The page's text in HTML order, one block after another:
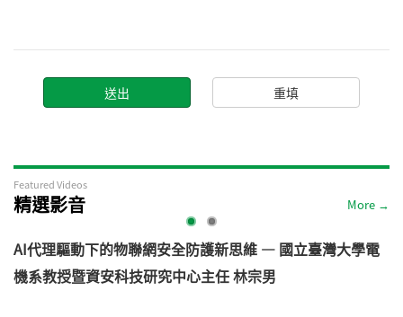
Featured Videos
精選影音 More →
AI代理驅動下的物聯網安全防護新思維 — 國立臺灣大學電
機系教授暨資安科技研究中心主任 林宗男